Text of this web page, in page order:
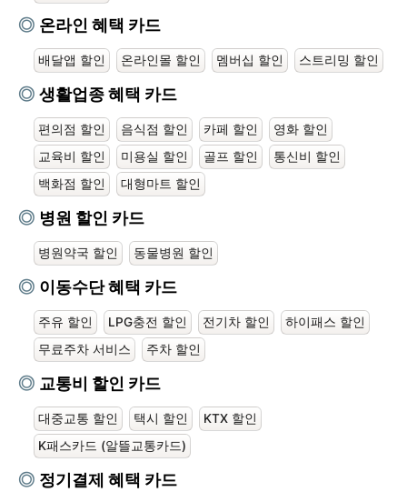
온라인 혜택 카드
배달앱 할인 온라인몰 할인 멤버십 할인 스트리밍 할인
생활업종 혜택 카드
편의점 할인 음식점 할인 카페 할인
영화 할인
교육비 할인
미용실 할인 골프 할인
통신비 할인
백화점 할인
대형마트 할인
병원 할인 카드
병원약국 할인 동물병원 할인
이동수단 혜택 카드
주유 할인 LPG충전 할인 전기차 할인
하이패스 할인
무료주차 서비스
주차 할인
교통비 할인 카드
대중교통 할인 택시 할인
KTX 할인
K패스카드 (알뜰교통카드)
정기결제 혜택 카드